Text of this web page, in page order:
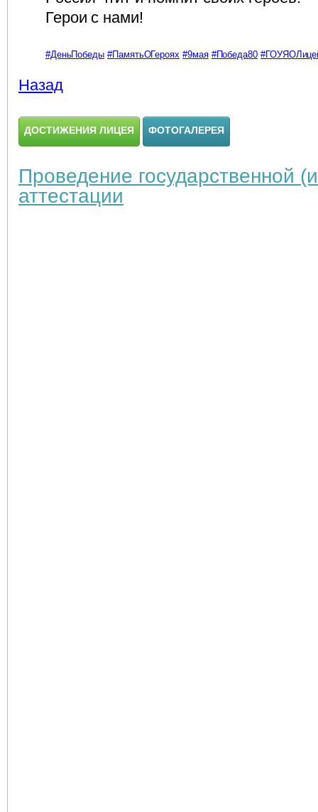
Герои с нами!
#ДеньПобеды #ПамятьОГероях #9мая #Победа80
Назад
ДОСТИЖЕНИЯ ЛИЦЕЯ ФОТОГАЛЕРЕЯ
Проведение государственной
аттестации